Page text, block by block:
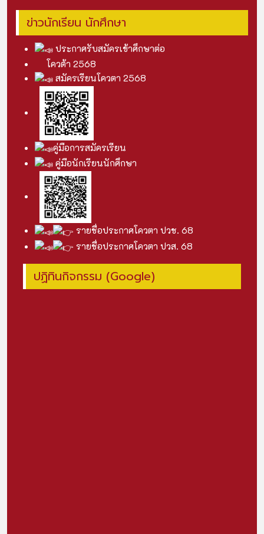
ข่าวนักเรียน นักศึกษา
ประกาศรับสมัครเข้าศึกษาต่อ
โควต้า 2568
สมัครเรียนโควตา 2568
คู่มือการสมัครเรียน
คู่มือนักเรียนนักศึกษา
รายชื่อประกาศโควตา ปวช. 68
รายชื่อประกาศโควตา ปวส. 68
ปฏิทินกิจกรรม (Google)